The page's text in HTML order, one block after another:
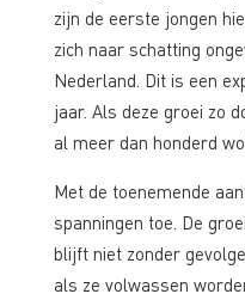
zijn de eerste jongen
zich naar schatting
Nederland. Dit is een
jaar. Als deze groei zo
al meer dan honderd
Met de toenemende
spanningen toe. De
blijft niet zonder
als ze volwassen